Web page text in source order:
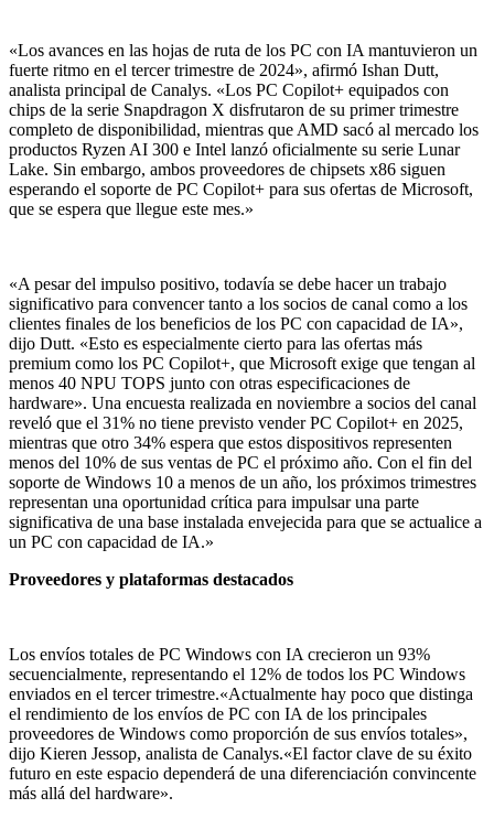
«Los avances en las hojas de ruta de los PC con IA mantuvieron un
fuerte ritmo en el tercer trimestre de 2024», afirmó Ishan Dutt,
analista principal de Canalys. «Los PC Copilot+ equipados con
chips de la serie Snapdragon X disfrutaron de su primer trimestre
completo de disponibilidad, mientras que AMD sacó al mercado los
productos Ryzen AI 300 e Intel lanzó oficialmente su serie Lunar
Lake. Sin embargo, ambos proveedores de chipsets x86 siguen
esperando el soporte de PC Copilot+ para sus ofertas de Microsoft,
que se espera que llegue este mes.»
«A pesar del impulso positivo, todavía se debe hacer un trabajo
significativo para convencer tanto a los socios de canal como a los
clientes finales de los beneficios de los PC con capacidad de IA»,
dijo Dutt. «Esto es especialmente cierto para las ofertas más
premium como los PC Copilot+, que Microsoft exige que tengan al
menos 40 NPU TOPS junto con otras especificaciones de
hardware». Una encuesta realizada en noviembre a socios del canal
reveló que el 31% no tiene previsto vender PC Copilot+ en 2025,
mientras que otro 34% espera que estos dispositivos representen
menos del 10% de sus ventas de PC el próximo año. Con el fin del
soporte de Windows 10 a menos de un año, los próximos trimestres
representan una oportunidad crítica para impulsar una parte
significativa de una base instalada envejecida para que se actualice a
un PC con capacidad de IA.»
Proveedores y plataformas destacados
Los envíos totales de PC Windows con IA crecieron un 93%
secuencialmente, representando el 12% de todos los PC Windows
enviados en el tercer trimestre.«Actualmente hay poco que distinga
el rendimiento de los envíos de PC con IA de los principales
proveedores de Windows como proporción de sus envíos totales»,
dijo Kieren Jessop, analista de Canalys.«El factor clave de su éxito
futuro en este espacio dependerá de una diferenciación convincente
más allá del hardware».